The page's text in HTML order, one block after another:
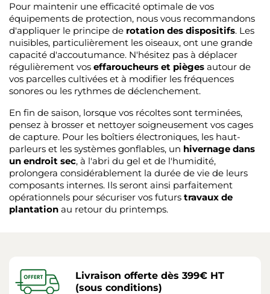
Pour maintenir une efficacité optimale de vos
équipements de protection, nous vous recommandons
d'appliquer le principe de rotation des dispositifs. Les
nuisibles, particulièrement les oiseaux, ont une grande
capacité d'accoutumance. N'hésitez pas à déplacer
régulièrement vos effaroucheurs et pièges autour de
vos parcelles cultivées et à modifier les fréquences
sonores ou les rythmes de déclenchement.
En fin de saison, lorsque vos récoltes sont terminées,
pensez à brosser et nettoyer soigneusement vos cages
de capture. Pour les boîtiers électroniques, les haut-
parleurs et les systèmes gonflables, un hivernage dans
un endroit sec, à l'abri du gel et de l'humidité,
prolongera considérablement la durée de vie de leurs
composants internes. Ils seront ainsi parfaitement
opérationnels pour sécuriser vos futurs travaux de
plantation au retour du printemps.
Livraison offerte dès 399€ HT
(sous conditions)